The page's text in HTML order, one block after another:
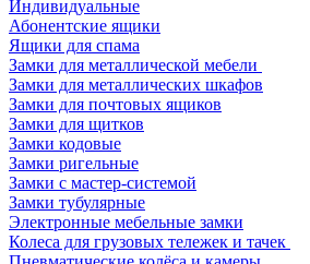
Индивидуальные
Абонентские ящики
Ящики для спама
Замки для металлической мебели
Замки для металлических шкафов
Замки для почтовых ящиков
Замки для щитков
Замки кодовые
Замки ригельные
Замки с мастер-системой
Замки тубулярные
Электронные мебельные замки
Колеса для грузовых тележек и тачек